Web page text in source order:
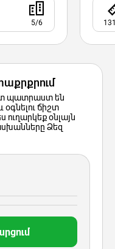
5/6
պատրաստ են
ճիշտ
օնլայն
Ձեզ